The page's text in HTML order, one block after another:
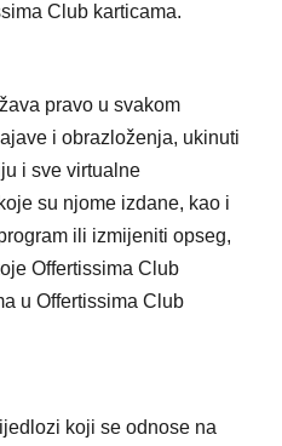
Club karticama.
pravo u svakom
i obrazloženja, ukinuti
i sve virtualne
su njome izdane, kao i
ili izmijeniti opseg,
Offertissima Club
u Offertissima Club
koji se odnose na